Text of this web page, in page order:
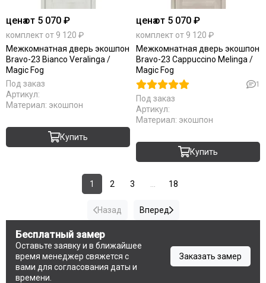
ценаот 5 070 ₽
комплект от 9 120 ₽
Межкомнатная дверь экошпон
Bravo-23 Bianco Veralinga /
Magic Fog
Под заказ
Артикул:
Материал: экошпон
Купить
ценаот 5 070 ₽
комплект от 9 120 ₽
Межкомнатная дверь экошпон
Bravo-23 Cappuccino Melinga /
Magic Fog
1
Под заказ
Артикул:
Материал: экошпон
Купить
Назад
1 2 3 18
Вперед
Бесплатный замер
Оставьте заявку и в ближайшее
время менеджер свяжется с
вами для согласования даты и
времени.
Заказать замер